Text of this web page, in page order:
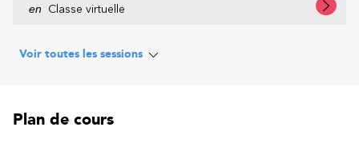
en Classe virtuelle
Voir toutes les sessions
Plan de cours